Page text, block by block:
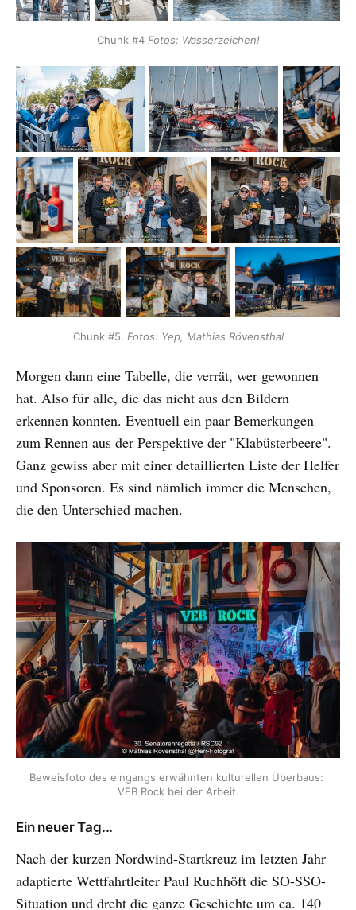
Chunk #4 Fotos: Wasserzeichen!
Chunk #5. Fotos: Yep, Mathias Rövensthal
Morgen dann eine Tabelle, die verrät, wer gewonnen
hat. Also für alle, die das nicht aus den Bildern
erkennen konnten. Eventuell ein paar Bemerkungen
zum Rennen aus der Perspektive der "Klabüsterbeere".
Ganz gewiss aber mit einer detaillierten Liste der Helfer
und Sponsoren. Es sind nämlich immer die Menschen,
die den Unterschied machen.
Beweisfoto des eingangs erwähnten kulturellen Überbaus:
VEB Rock bei der Arbeit.
Ein neuer Tag...
Nach der kurzen Nordwind-Startkreuz im letzten Jahr
adaptierte Wettfahrtleiter Paul Ruchhöft die SO-SSO-
Situation und dreht die ganze Geschichte um ca. 140